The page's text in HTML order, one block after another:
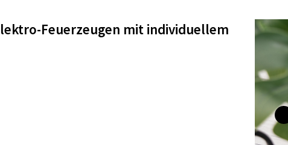
Feuerzeugen mit individuellem